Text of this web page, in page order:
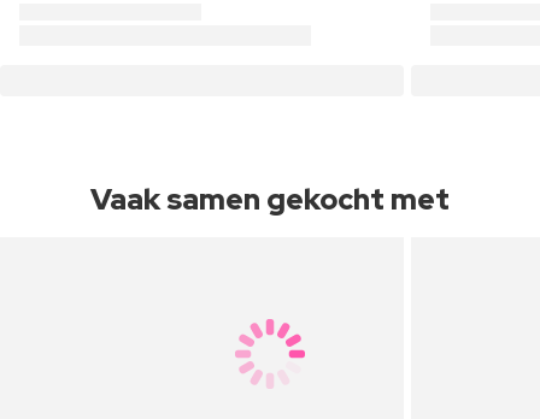
Vaak samen gekocht met